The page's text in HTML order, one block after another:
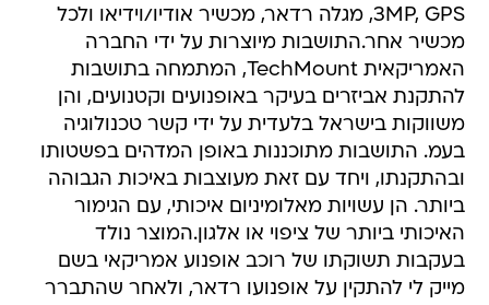
3MP, GPS, מגלה רדאר, מכשיר אודיו/וידיאו ולכל
מכשיר אחר.התושבות מיוצרות על ידי החברה
האמריקאית TechMount, המתמחה בתושבות
להתקנת אביזרים בעיקר באופנועים וקטנועים, והן
משווקות בישראל בלעדית על ידי קשר טכנולוגיה
בעמ. התושבות מתוכננות באופן המדהים בפשטותו
ובהתקנתו, ויחד עם זאת מעוצבות באיכות הגבוהה
ביותר. הן עשויות מאלומיניום איכותי, עם הגימור
האיכותי ביותר של ציפוי או אלגון.המוצר נולד
בעקבות תשוקתו של רוכב אופנוע אמריקאי בשם
מייק לי להתקין על אופנועו רדאר, ולאחר שהתברר